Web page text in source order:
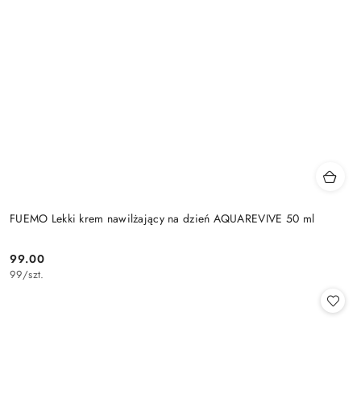
FUEMO Lekki krem nawilżający na dzień AQUAREVIVE 50 ml
Cena:
99.00
99/szt.